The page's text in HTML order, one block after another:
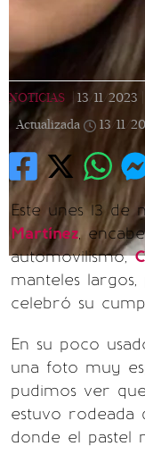
NOTICIAS 13/11/2023
Actualizada
13/11/
Este unes 13 de
Martínez,
automovilismo,
manteles largos,
celebró su
En su poco
una foto muy
pudimos ver
estuvo rodeada
donde el pastel